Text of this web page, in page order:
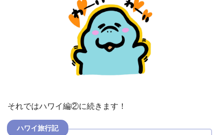
それではハワイ編②に続きます！
ハワイ旅行記